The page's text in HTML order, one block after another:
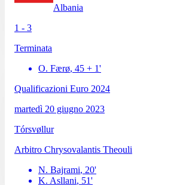
Albania
1 - 3
Terminata
O. Færø, 45 + 1'
Qualificazioni Euro 2024
martedì 20 giugno 2023
Tórsvøllur
Arbitro Chrysovalantis Theouli
N. Bajrami, 20'
K. Asllani, 51'